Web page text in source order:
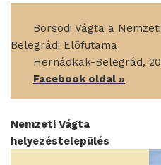
Borsodi Vágta a
Belegrádi Előfutama
Hernádkak-Belegrád,
Facebook oldal »
Nemzeti Vágta
helyezéstelepülés